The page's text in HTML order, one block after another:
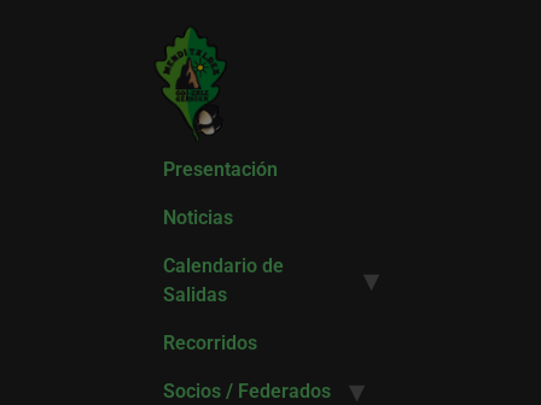
Presentación
Noticias
Calendario de
Salidas
Recorridos
Socios / Federados